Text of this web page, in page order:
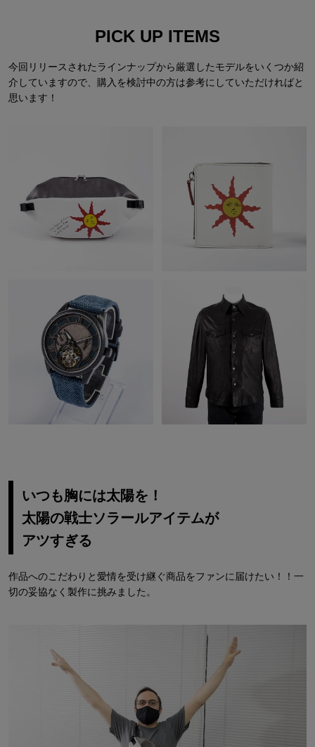
PICK UP ITEMS
今回リリースされたラインナップから厳選したモデルをいくつか紹
介していますので、購入を検討中の方は参考にしていただければと
思います！
いつも胸には太陽を！
太陽の戦士ソラールアイテムが
アツすぎる
作品へのこだわりと愛情を受け継ぐ商品をファンに届けたい！！一
切の妥協なく製作に挑みました。